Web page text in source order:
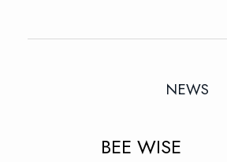
NEWS
BEE WISE